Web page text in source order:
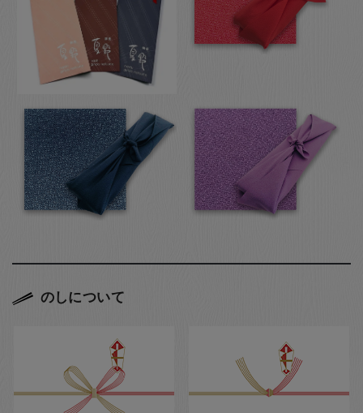
のしについて